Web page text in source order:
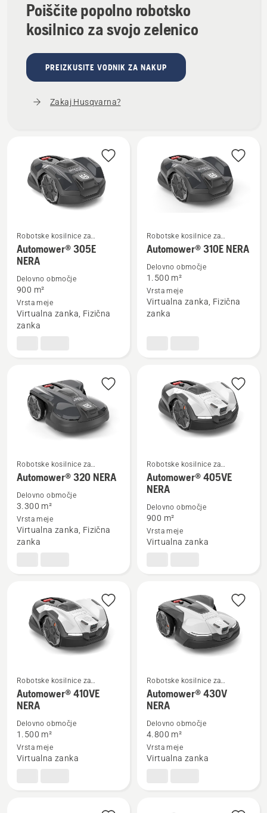
Poiščite popolno robotsko
kosilnico za svojo zelenico
PREIZKUSITE VODNIK ZA NAKUP
Zakaj Husqvarna?
Oglejte
več
podrobnosti
Automower®
Robotske kosilnice za
domačo rabo
Automower® 305E
NERA
Delovno območje
900 m²
Vrsta meje
Virtualna zanka, Fizična
zanka
Oglejte
več
podrobnosti
Robotske kosilnice za
domačo rabo
Automower® 310E NERA
Delovno območje
1.500 m²
Vrsta meje
Virtualna zanka, Fizična
zanka
Oglejte
več
podrobnosti
Automower® 320 NERA
Robotske kosilnice za
domačo rabo
Automower® 320 NERA
Delovno območje
3.300 m²
Vrsta meje
Virtualna zanka, Fizična
zanka
Oglejte
več
podrobnosti
Automower®
Robotske kosilnice za
domačo rabo
Automower® 405VE
NERA
Delovno območje
900 m²
Vrsta meje
Virtualna zanka
Oglejte
več
podrobnosti
Automower®
Robotske kosilnice za
domačo rabo
Automower® 410VE
NERA
Delovno območje
1.500 m²
Vrsta meje
Virtualna zanka
Oglejte
več
podrobnosti
Automower®
Robotske kosilnice za
domačo rabo
Automower® 430V
NERA
Delovno območje
4.800 m²
Vrsta meje
Virtualna zanka